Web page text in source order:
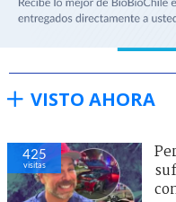
VISTO AHORA
425
visitas